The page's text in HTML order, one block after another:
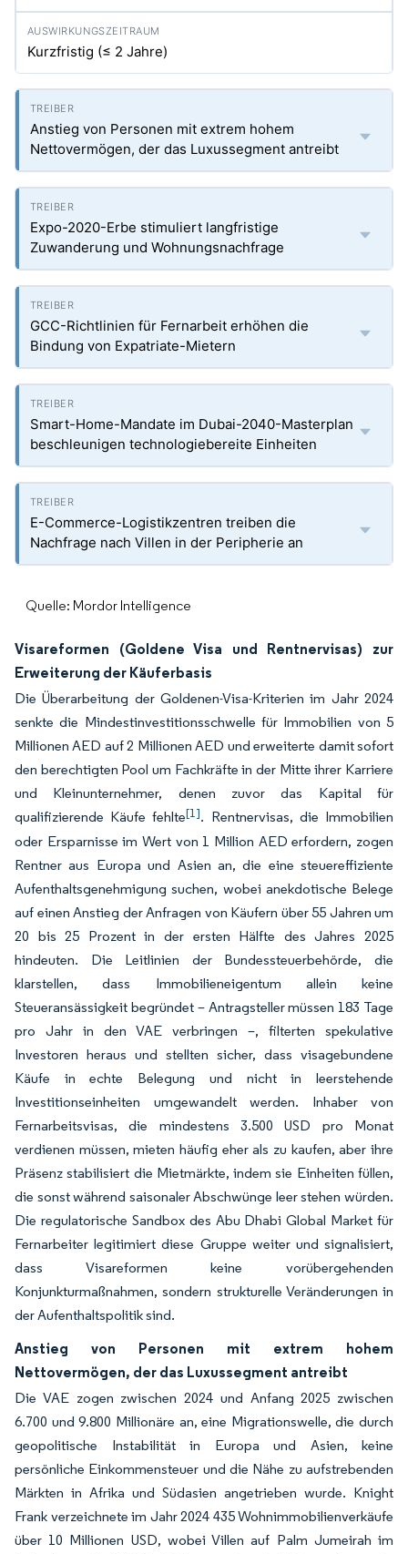
Kurzfristig (≤ 2 Jahre)
Anstieg von Personen mit extrem hohem
Nettovermögen, der das Luxussegment antreibt
Expo-2020-Erbe stimuliert langfristige
Zuwanderung und Wohnungsnachfrage
GCC-Richtlinien für Fernarbeit erhöhen die
Bindung von Expatriate-Mietern
Smart-Home-Mandate im Dubai-2040-Masterplan
beschleunigen technologiebereite Einheiten
E-Commerce-Logistikzentren treiben die
Nachfrage nach Villen in der Peripherie an
Quelle: Mordor Intelligence
Visareformen (Goldene Visa und Rentnervisas) zur
Erweiterung der Käuferbasis
Die Überarbeitung der Goldenen-Visa-Kriterien im Jahr 2024
senkte die Mindestinvestitionsschwelle für Immobilien von 5
Millionen AED auf 2 Millionen AED und erweiterte damit sofort
den berechtigten Pool um Fachkräfte in der Mitte ihrer Karriere
und Kleinunternehmer, denen zuvor das Kapital für
qualifizierende Käufe fehlte[1]. Rentnervisas, die Immobilien
oder Ersparnisse im Wert von 1 Million AED erfordern, zogen
Rentner aus Europa und Asien an, die eine steuereffiziente
Aufenthaltsgenehmigung suchen, wobei anekdotische Belege
auf einen Anstieg der Anfragen von Käufern über 55 Jahren um
20 bis 25 Prozent in der ersten Hälfte des Jahres 2025
hindeuten. Die Leitlinien der Bundessteuerbehörde, die
klarstellen, dass Immobilieneigentum allein keine
Steueransässigkeit begründet – Antragsteller müssen 183 Tage
pro Jahr in den VAE verbringen –, filterten spekulative
Investoren heraus und stellten sicher, dass visagebundene
Käufe in echte Belegung und nicht in leerstehende
Investitionseinheiten umgewandelt werden. Inhaber von
Fernarbeitsvisas, die mindestens 3.500 USD pro Monat
verdienen müssen, mieten häufig eher als zu kaufen, aber ihre
Präsenz stabilisiert die Mietmärkte, indem sie Einheiten füllen,
die sonst während saisonaler Abschwünge leer stehen würden.
Die regulatorische Sandbox des Abu Dhabi Global Market für
Fernarbeiter legitimiert diese Gruppe weiter und signalisiert,
dass Visareformen keine vorübergehenden
Konjunkturmaßnahmen, sondern strukturelle Veränderungen in
der Aufenthaltspolitik sind.
Anstieg von Personen mit extrem hohem
Nettovermögen, der das Luxussegment antreibt
Die VAE zogen zwischen 2024 und Anfang 2025 zwischen
6.700 und 9.800 Millionäre an, eine Migrationswelle, die durch
geopolitische Instabilität in Europa und Asien, keine
persönliche Einkommensteuer und die Nähe zu aufstrebenden
Märkten in Afrika und Südasien angetrieben wurde. Knight
Frank verzeichnete im Jahr 2024 435 Wohnimmobilienverkäufe
über 10 Millionen USD, wobei Villen auf Palm Jumeirah im